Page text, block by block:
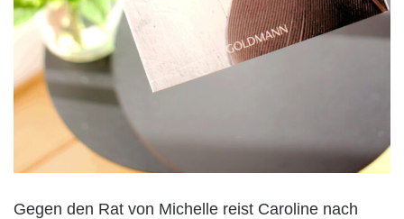
Gegen den Rat von Michelle reist Caroline nach